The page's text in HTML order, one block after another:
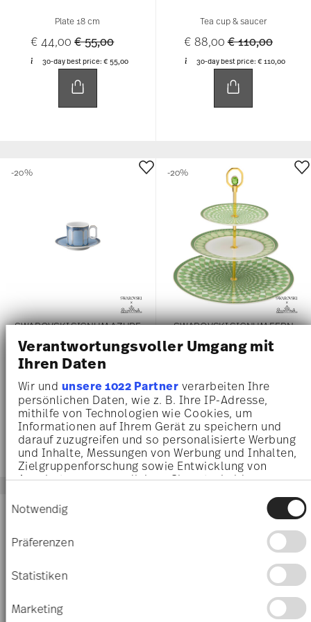
Verantwortungsvoller Umgang mit
Ihren Daten
Wir und unsere 1022 Partnerverarbeiten Ihre
persönlichen Daten, wie z. B. Ihre IP-Adresse,
mithilfe von Technologien wie Cookies, um
Informationen auf Ihrem Gerät zu speichern und
darauf zuzugreifen und so personalisierte Werbung
und Inhalte, Messungen von Werbung und Inhalten,
Zielgruppenforschung sowie Entwicklung von
Angeboten zu ermöglichen. Sie entscheiden
Sie können Ihre Einwilligung jederzeit über die
Cookie-Erklärung oder durch Klicken auf das
Privacy Trigger Symbol ändern oder widerrufen
Informationen über Ihre geografische Lage
erfassen, welche bis auf einige Meter genau
Ihr Gerät durch aktives Scannen nach
Notwendig
Präferenzen
Statistiken
Marketing
Plate 18 cm
€ 44,00Price reduced from
€ 55,00to
30-day best price: € 55,00
Tea cup & saucer
€ 88,00Price reduced
€ 110,00to
30-day best price:€ 110,00
SWAROVSKI SIGNUM AZURE
Espresso cup & saucer
30-day best price:€ 95,00
-20%
SWAROVSKI SIGNUM FERN
Etagere 3 tiers
30-day best price:€ 390,00
-20%
-20%